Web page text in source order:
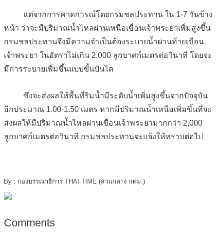
แต่จากการคาดการณ์โดยกรมชลประทาน ใน 1-7 วันข้าง
หน้า ว่าจะมีปริมาณน้ำไหลผ่านเหนือเขื่อนเจ้าพระยาเพิ่มสูงขึ้น
กรมชลประทานจึงมีความจำเป็นต้องระบายน้ำผ่านท้ายเขื่อน
เจ้าพระยา ในอัตราไม่เกิน 2,000 ลูกบาศก์เมตรต่อวินาที โดยจะ
มีการระบายเพิ่มขึ้นแบบขั้นบันได
ซึ่งจะส่งผลให้พื้นที่ริมน้ำมีระดับน้ำเพิ่มสูงขึ้นจากปัจจุบัน
อีกประมาณ 1.00-1.50 เมตร หากมีปริมาณน้ำเหนือเพิ่มขึ้นที่จะ
ส่งผลให้มีปริมาณน้ำไหลผ่านเขื่อนเจ้าพระยามากกว่า 2,000
ลูกบาศก์เมตรต่อวินาที กรมชลประทานจะแจ้งให้ทราบต่อไป
By : กองบรรณาธิการ THAI TIME (ส่วนกลาง กทม.)
Comments